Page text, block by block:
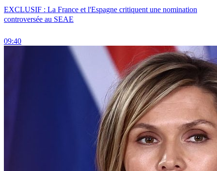
EXCLUSIF : La France et l'Espagne critiquent une nomination
controversée au SEAE
09:40